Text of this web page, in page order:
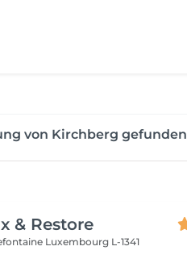
von Kirchberg gefunden
& Restore
Luxembourg L-1341